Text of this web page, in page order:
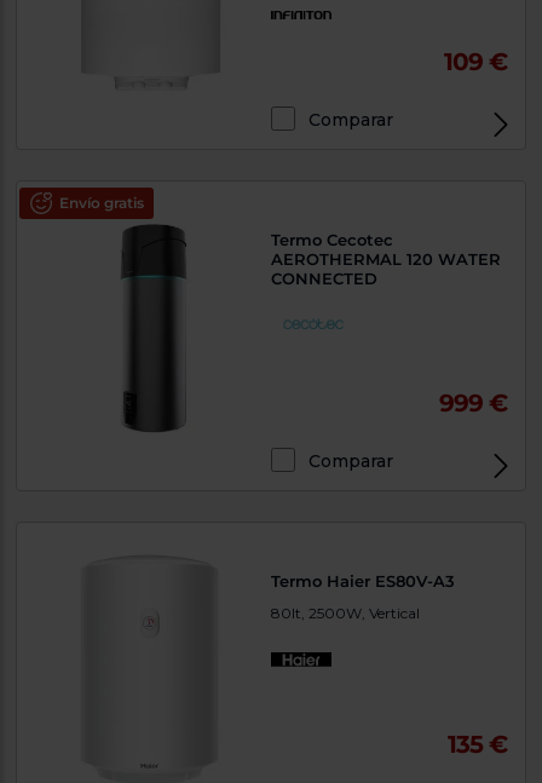
109 €
Comparar
Envío gratis
Termo Cecotec
AEROTHERMAL 120 WATER
CONNECTED
999 €
Comparar
Termo Haier ES80V-A3
80lt, 2500W, Vertical
135 €